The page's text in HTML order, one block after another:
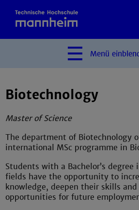
Menü
Biotechnology
Master of Science
The department of Biotechnology
international MSc programme in
Students with a Bachelor’s
fields have the opportunity to
knowledge, deepen their skills
opportunities for future